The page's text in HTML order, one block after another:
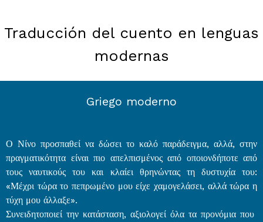
Traducción del cuento en lenguas
modernas
Griego moderno
Ο Νίνο προσπαθεί να δώσει το καλό παράδειγμα, αλλά, στην
πραγματικότητα είναι πιο απελπισμένος από οποιονδήποτε από
τους ναυτικούς του και κλαίει θρηνώντας τη δυστυχία του:
«Μέχρι τώρα το πεπρωμένο μου είχε χαμογελάσει, αλλά τώρα η
τύχη μου άλλαξε».
Συνειδητοποιεί την κατάσταση, αξιολογεί όλα τα προνόμια που